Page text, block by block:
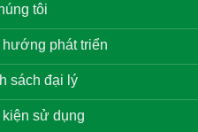
tôi
phát triển
sách đại lý
sử dụng